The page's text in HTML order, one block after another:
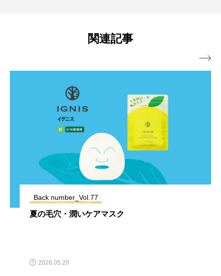
関連記事
Back number_Vol.77
夏の毛穴・潤いケアマスク
2026.05.20
